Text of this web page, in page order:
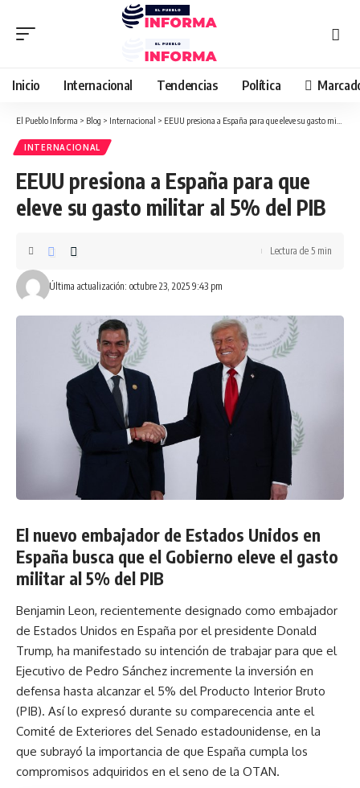
Inicio Internacional Tendencias Política
El Pueblo Informa > Blog > Internacional > EEUU presiona a España para que eleve su gasto militar al 5% del PIB
INTERNACIONAL
EEUU presiona a España para que
eleve su gasto militar al 5% del PIB
Última actualización: octubre 23, 2025 9:43 pm
Lectura de 5 min
El nuevo embajador de Estados Unidos en
España busca que el Gobierno eleve el gasto
militar al 5% del PIB
Benjamin Leon, recientemente designado como embajador
de Estados Unidos en España por el presidente Donald
Trump, ha manifestado su intención de trabajar para que el
Ejecutivo de Pedro Sánchez incremente la inversión en
defensa hasta alcanzar el 5% del Producto Interior Bruto
(PIB). Así lo expresó durante su comparecencia ante el
Comité de Exteriores del Senado estadounidense, en la
que subrayó la importancia de que España cumpla los
compromisos adquiridos en el seno de la OTAN.